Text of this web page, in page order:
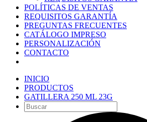
POLÍTICAS DE VENTAS
REQUISITOS GARANTÍA
PREGUNTAS FRECUENTES
CATÁLOGO IMPRESO
PERSONALIZACIÓN
CONTACTO
INICIO
PRODUCTOS
GATILLERA 250 ML 23G